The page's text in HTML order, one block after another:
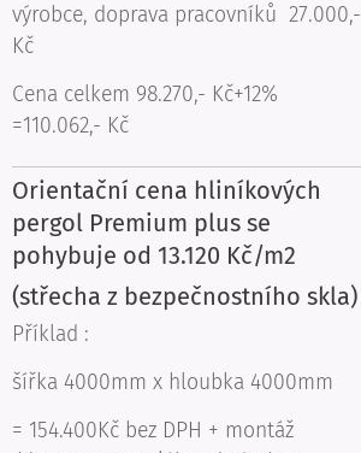
výrobce, doprava pracovníků 27.000,-
Kč
Cena celkem 98.270,- Kč+12%
=110.062,- Kč
Orientační cena hliníkových
pergol Premium plus se
pohybuje od 13.120 Kč/m2
(střecha z bezpečnostního skla)
Příklad :
šířka 4000mm x hloubka 4000mm
= 154.400Kč bez DPH + montáž